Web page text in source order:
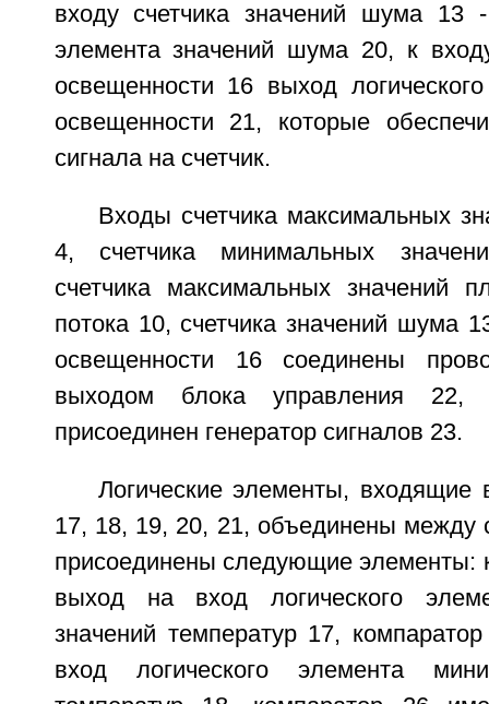
входу счетчика значений шума 13
элемента значений шума 20, к
освещенности 16 выход
освещенности 21, которые
сигнала на счетчик.
Входы счетчика максимальных
4, счетчика минимальных
счетчика максимальных значений
потока 10, счетчика значений шума
освещенности 16 соединены
выходом блока управления 22,
присоединен генератор сигналов 23.
Логические элементы, входящие
17, 18, 19, 20, 21, объединены между
присоединены следующие элементы:
выход на вход логического
значений температур 17,
вход логического элемента